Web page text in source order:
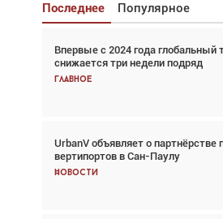
Последнее Популярное
Впервые с 2024 года глобальный
снижается три недели подряд
Главное
UrbanV объявляет о партнёрстве
вертипортов в Сан-Паулу
Новости
Взгляд с высоты: тандем
спасательных операциях
Главное
Авиационный фотограф Дэйв
говорит сама за себя... а ИИ всё
Новости